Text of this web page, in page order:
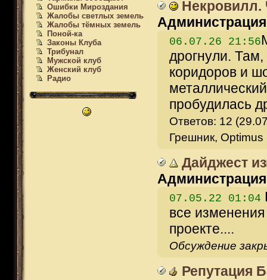
Ошибки Мироздания
Жалобы светлых земель
Жалобы тёмных земель
Поной-ка
Законы Клуба
Трибунал
Мужской клуб
Женский клуб
Радио
Некровилл.
Администрация
06.07.26 21:56
дрогнули.
коридоров и
пробудилась
Ответов: 12
Грешник,
Дайджест
Администрация
07.05.22 01:04
все
проекте....
Обсуждение
Репутация